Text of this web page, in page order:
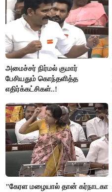
அமைச்சர் நிர்மல் குமார்
பேசியதும் கொந்தளித்த
எதிர்க்கட்சிகள்..!
"கேரள மழையால் தான் கர்நாடகா